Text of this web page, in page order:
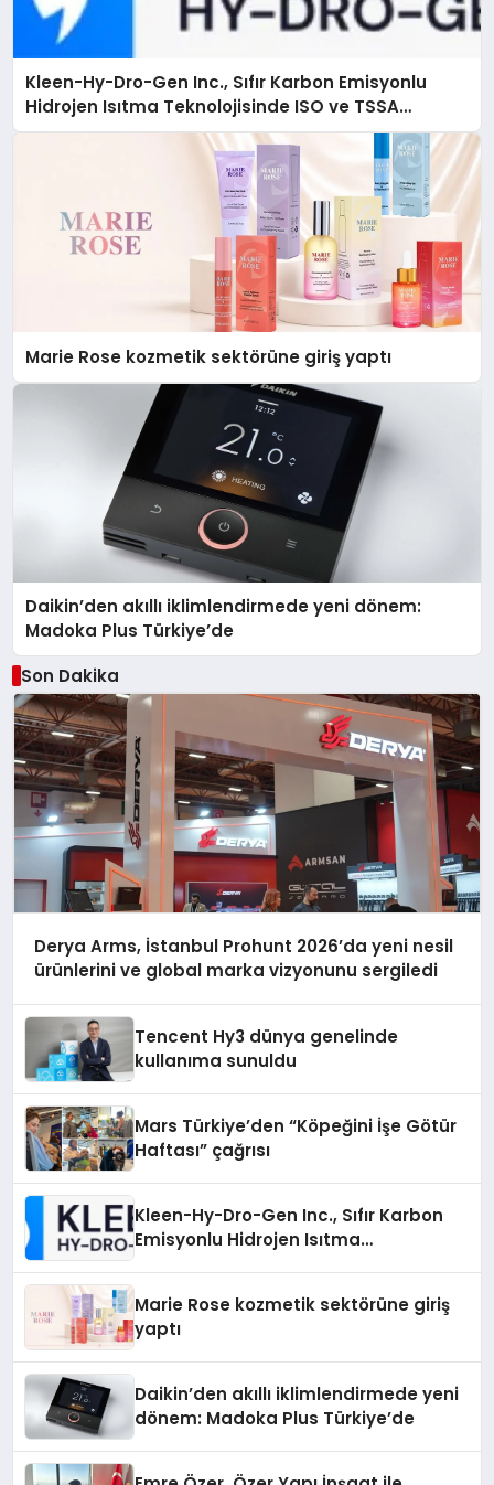
Kleen-Hy-Dro-Gen Inc., Sıfır Karbon Emisyonlu
Hidrojen Isıtma Teknolojisinde ISO ve TSSA
Düzenleyici Onaylarını Aldı
Marie Rose kozmetik sektörüne giriş yaptı
Daikin’den akıllı iklimlendirmede yeni dönem:
Madoka Plus Türkiye’de
Son Dakika
Derya Arms, İstanbul Prohunt 2026’da yeni nesil
ürünlerini ve global marka vizyonunu sergiledi
Tencent Hy3 dünya genelinde
kullanıma sunuldu
Mars Türkiye’den “Köpeğini İşe Götür
Haftası” çağrısı
Kleen-Hy-Dro-Gen Inc., Sıfır Karbon
Emisyonlu Hidrojen Isıtma
Marie Rose kozmetik sektörüne giriş
yaptı
Daikin’den akıllı iklimlendirmede yeni
dönem: Madoka Plus Türkiye’de